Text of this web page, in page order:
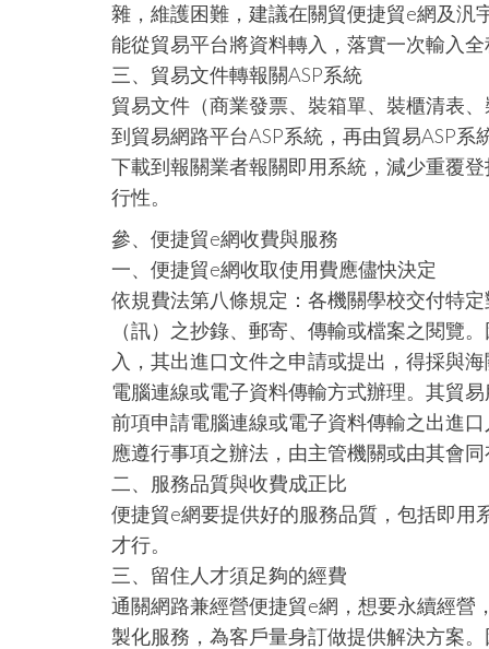
雜，維護困難，建議在關貿便捷貿e網及汎
能從貿易平台將資料轉入，落實一次輸入全
三、貿易文件轉報關ASP系統
貿易文件（商業發票、裝箱單、裝櫃清表
到貿易網路平台ASP系統，再由貿易ASP
下載到報關業者報關即用系統，減少重覆
行性。
參、便捷貿e網收費與服務
一、便捷貿e網收取使用費應儘快決定
依規費法第八條規定：各機關學校交付特
（訊）之抄錄、郵寄、傳輸或檔案之閱覽
入，其出進口文件之申請或提出，得採與
電腦連線或電子資料傳輸方式辦理。其貿
前項申請電腦連線或電子資料傳輸之出進
應遵行事項之辦法，由主管機關或由其會
二、服務品質與收費成正比
便捷貿e網要提供好的服務品質，包括即用
才行。
三、留住人才須足夠的經費
通關網路兼經營便捷貿e網，想要永續經營
製化服務，為客戶量身訂做提供解決方案